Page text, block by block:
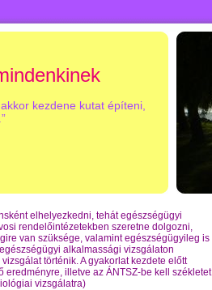
kezdene kutat építeni,
elhelyezkedni, tehát egészségügyi
rendelőintézetekben szeretne dolgozni,
van szüksége, valamint egészségügyileg is
alkalmassági vizsgálaton
történik. A gyakorlat kezdete előtt
illetve az ÁNTSZ-be kell székletet
vizsgálatra)